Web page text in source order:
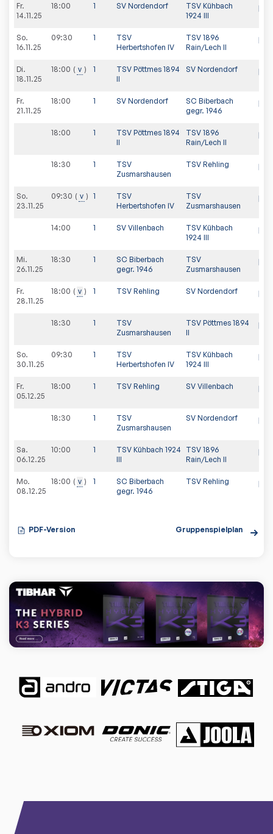
Fr.
14.11.25
18:00 1 SV Nordendorf
TSV Kühbach
1924 III
So.
16.11.25
09:30 1
TSV
Herbertshofen IV
TSV 1896
Rain/Lech II
Di.
18.11.25
18:00 v 1
TSV Pöttmes 1894
II
SV Nordendorf
Fr.
21.11.25
18:00 1 SV Nordendorf
SC Biberbach
gegr. 1946
18:00 1
TSV Pöttmes 1894
II
TSV 1896
Rain/Lech II
18:30 1
TSV
Zusmarshausen
TSV Rehling
So.
23.11.25
09:30 v 1
TSV
Herbertshofen IV
TSV
Zusmarshausen
14:00 1 SV Villenbach
TSV Kühbach
1924 III
Mi.
26.11.25
18:30 1
SC Biberbach
gegr. 1946
TSV
Zusmarshausen
Fr.
28.11.25
18:00 v 1 TSV Rehling SV Nordendorf
18:30 1
TSV
Zusmarshausen
TSV Pöttmes 1894
II
So.
30.11.25
09:30 1
TSV
Herbertshofen IV
TSV Kühbach
1924 III
Fr.
05.12.25
18:00 1 TSV Rehling SV Villenbach
18:30 1
TSV
Zusmarshausen
SV Nordendorf
Sa.
06.12.25
10:00 1
TSV Kühbach 1924
III
TSV 1896
Rain/Lech II
Mo.
08.12.25
18:00 v 1
SC Biberbach
gegr. 1946
TSV Rehling
PDF-Version Gruppenspielplan